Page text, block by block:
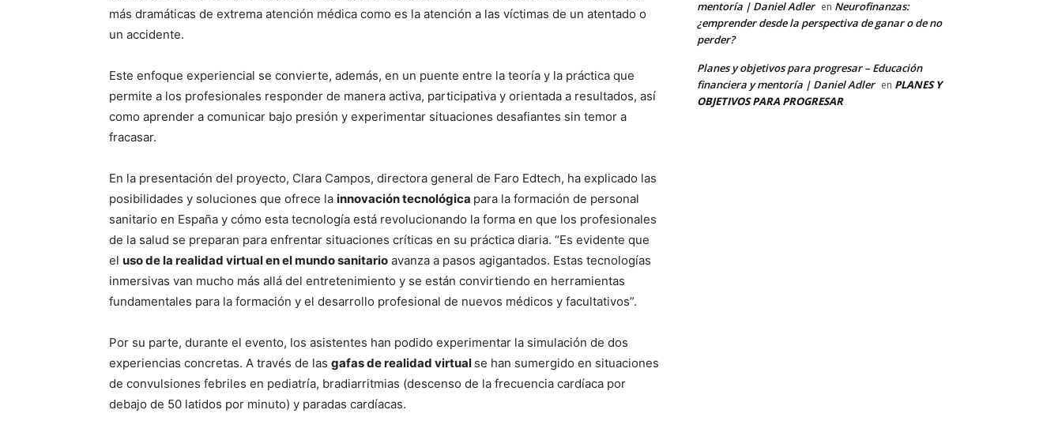
más dramáticas de extrema atención médica como es la atención a las víctimas de un atentado o
un accidente.
Este enfoque experiencial se convierte, además, en un puente entre la teoría y la práctica que
permite a los profesionales responder de manera activa, participativa y orientada a resultados, así
como aprender a comunicar bajo presión y experimentar situaciones desafiantes sin temor a
fracasar.
En la presentación del proyecto, Clara Campos, directora general de Faro Edtech, ha explicado las
posibilidades y soluciones que ofrece la innovación tecnológica para la formación de personal
sanitario en España y cómo esta tecnología está revolucionando la forma en que los profesionales
de la salud se preparan para enfrentar situaciones críticas en su práctica diaria. “Es evidente que
el uso de la realidad virtual en el mundo sanitario avanza a pasos agigantados. Estas tecnologías
inmersivas van mucho más allá del entretenimiento y se están convirtiendo en herramientas
fundamentales para la formación y el desarrollo profesional de nuevos médicos y facultativos”.
Por su parte, durante el evento, los asistentes han podido experimentar la simulación de dos
experiencias concretas. A través de las gafas de realidad virtual se han sumergido en situaciones
de convulsiones febriles en pediatría, bradiarritmias (descenso de la frecuencia cardíaca por
debajo de 50 latidos por minuto) y paradas cardíacas.
mentoría | Daniel Adler en Neurofinanzas:
¿emprender desde la perspectiva de ganar o de no
perder?
Planes y objetivos para progresar – Educación
financiera y mentoría | Daniel Adler en PLANES Y
OBJETIVOS PARA PROGRESAR